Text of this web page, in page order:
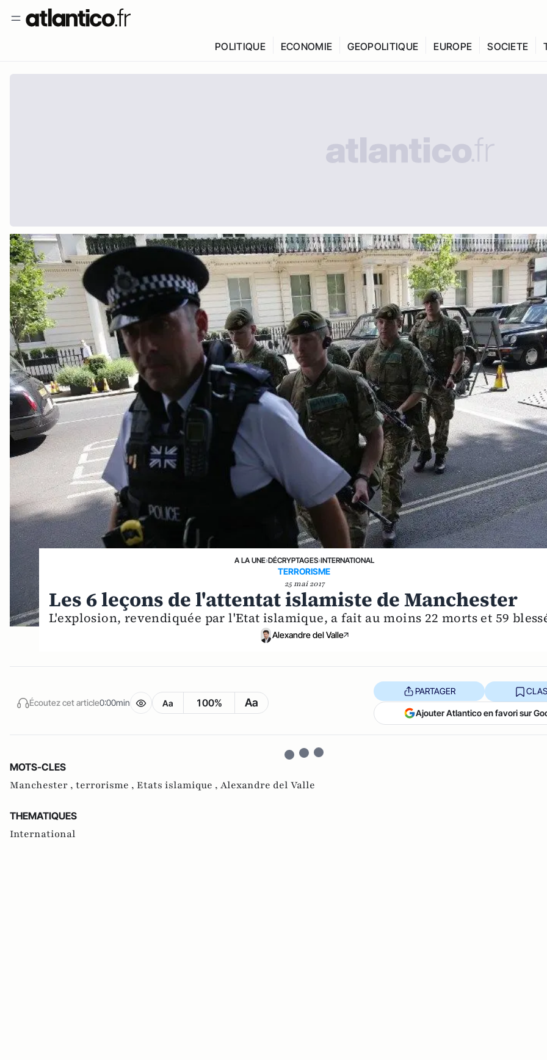
POLITIQUE ECONOMIE GEOPOLITIQUE EUROPE SOCIETE
A LA UNE›DÉCRYPTAGES›INTERNATIONAL
TERRORISME
25 mai 2017
Les 6 leçons de l'attentat islamiste de Manchester
L'explosion, revendiquée par l'Etat islamique, a fait au moins 22 morts et 59
Alexandre del Valle
Écoutez cet article0:00min Aa 100% Aa
PARTAGER
Ajouter Atlantico en favori sur
MOTS-CLES
Manchester , terrorisme , Etats islamique , Alexandre del Valle
THEMATIQUES
International